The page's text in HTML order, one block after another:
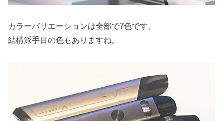
カラーバリエーションは全部で7色です。
結構派手目の色もありますね。